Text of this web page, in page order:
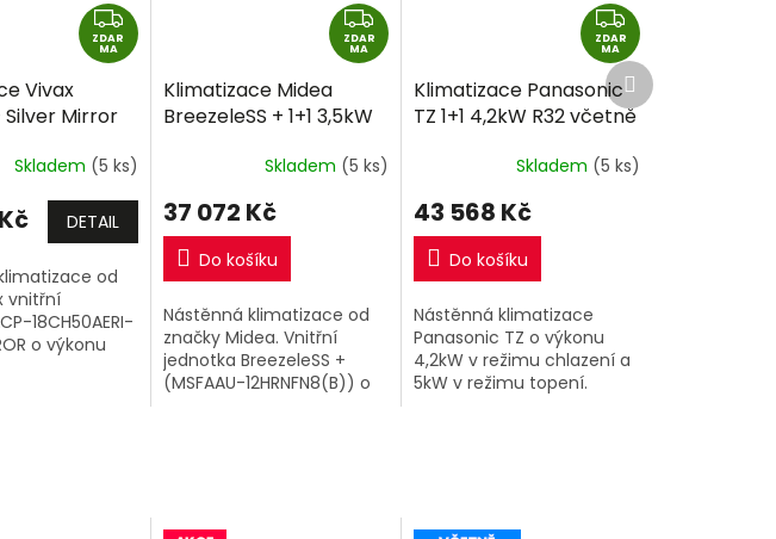
Z
D
A
ZDAR
MA
Vivax
Silver Mirror
+dárek
Skladem (5 ks)
DETAIL
od
vnitřní
18CH50AERI-
o výkonu
Z
D
R
A
ZDAR
MA
Klimatizace Midea
BreezeleSS + 1+1 3,5kW
Skladem (5 ks)
37 072 Kč
Do košíku
Nástěnná klimatizace od
značky Midea. Vnitřní
jednotka BreezeleSS +
(MSFAAU-12HRNFN8(B)) o
Z
D
A
R
M
A
ZDAR
MA
Klimatizace Panasonic
TZ 1+1 4,2kW R32 včetně
Skladem (5 ks)
43 568 Kč
Do košíku
Nástěnná klimatizace
Panasonic TZ o výkonu
4,2kW v režimu chlazení a
5kW v režimu topení.
Další
produkt